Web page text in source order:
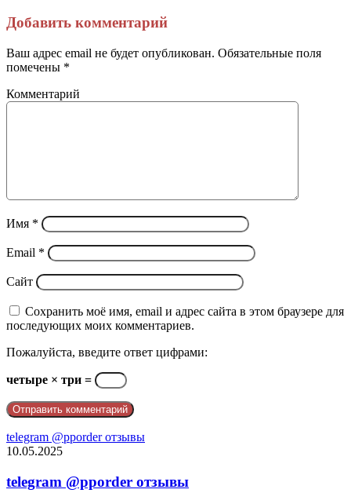
Добавить комментарий
Ваш адрес email не будет опубликован. Обязательные поля
помечены *
Комментарий
Имя *
Email *
Сайт
Сохранить моё имя, email и адрес сайта в этом браузере для
последующих моих комментариев.
Пожалуйста, введите ответ цифрами:
четыре × три =
telegram @pporder отзывы
10.05.2025
telegram @pporder отзывы